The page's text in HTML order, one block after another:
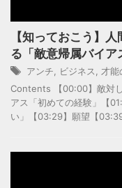
【知っておこう】
る「敵意帰属バイ
アンチ ビジネス 才能
Contents 【00:00】敵対
アス「初めての経験」【
い」【03:29】願望【